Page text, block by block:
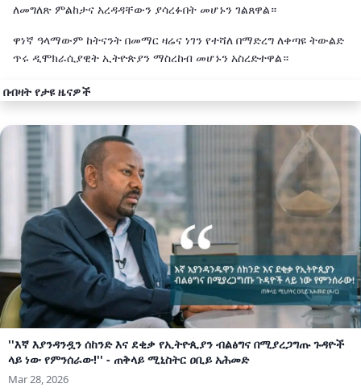
ለመግለጽ ምልከታና አረዳዳቸውን ያሳረፉበት መሆኑን ገልጸዋል።
ዋነኛ ዓላማውም ከትናንት በመማር ዛሬና ነገን የተሻለ በማድረግ ለቀጣዩ ትውልድ
ጥሩ ዲሞክራሲያዊት ኢትዮጵያን ማስረከብ መሆኑን አስረድተዋል።
በብዛት የታዩ ዜናዎች
''እኛ እያንዳንዷን ሰከንድ እና ደቂቃ የኢትዮጲያን ብልፅግና በሚያረጋግጡ ጉዳዮች
ላይ ነው የምንሰራው!'' - ጠቅላይ ሚኒስትር ዐቢይ አሕመድ
Mar 28, 2026